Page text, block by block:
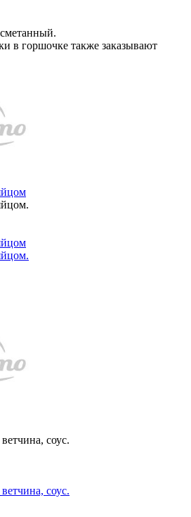
в горшочке также заказывают
соус.
соус.